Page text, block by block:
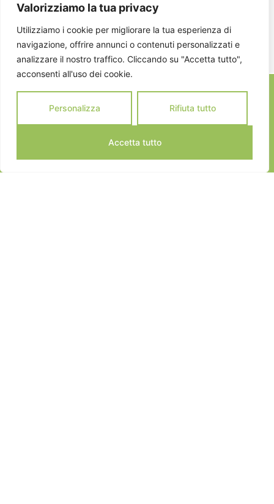
Valorizziamo la tua privacy
Utilizziamo i cookie per migliorare la tua esperienza di
navigazione, offrire annunci o contenuti personalizzati e
analizzare il nostro traffico. Cliccando su "Accetta tutto",
acconsenti all'uso dei cookie.
Personalizza Rifiuta tutto
Accetta tutto